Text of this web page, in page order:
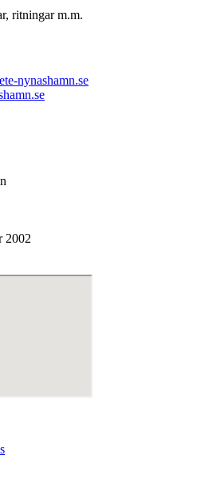
ritningar m.m.
nynashamn.se
2002